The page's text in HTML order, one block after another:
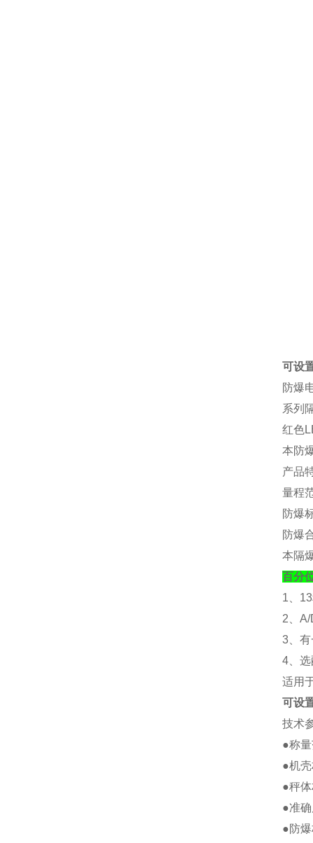
可设
防爆
系列
红色
本防
产品
量程
防爆
防爆
本隔
百分
1、
2、
3、
4、
适用
可设
技术
●称
●机
●秤
●准
●防